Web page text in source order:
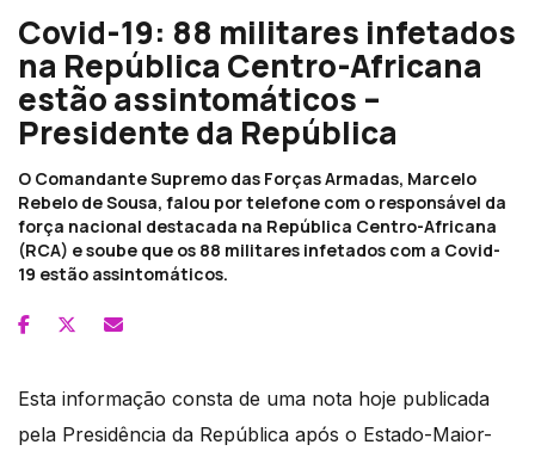
Covid-19: 88 militares infetados
na República Centro-Africana
estão assintomáticos –
Presidente da República
O Comandante Supremo das Forças Armadas, Marcelo
Rebelo de Sousa, falou por telefone com o responsável da
força nacional destacada na República Centro-Africana
(RCA) e soube que os 88 militares infetados com a Covid-
19 estão assintomáticos.
Esta informação consta de uma nota hoje publicada
pela Presidência da República após o Estado-Maior-